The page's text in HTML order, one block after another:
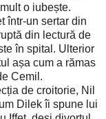
o iubește.
într-un sertar din
din lectură de
în spital. Ulterior
așa cum a rămas
Cemil.
de croitorie, Nil
Dilek îi spune lui